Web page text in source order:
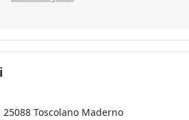
25088 Toscolano Maderno